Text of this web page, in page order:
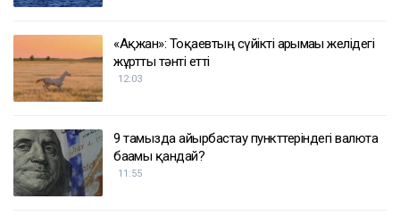
«Ақжан»: Тоқаевтың сүйікті арғымағы желідегі
жұртты тәнті етті
12:03
9 тамызда айырбастау пункттеріндегі валюта
бағамы қандай?
11:55